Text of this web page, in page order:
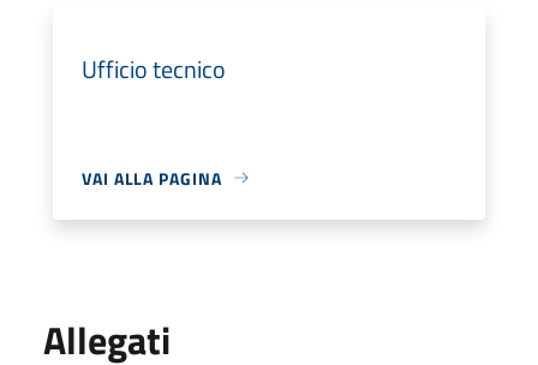
Ufficio tecnico
VAI ALLA PAGINA
Allegati